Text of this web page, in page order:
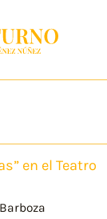
en el Teatro